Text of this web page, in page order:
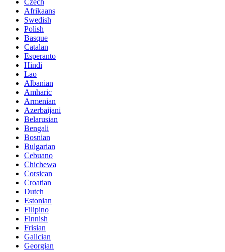
Czech
Afrikaans
Swedish
Polish
Basque
Catalan
Esperanto
Hindi
Lao
Albanian
Amharic
Armenian
Azerbaijani
Belarusian
Bengali
Bosnian
Bulgarian
Cebuano
Chichewa
Corsican
Croatian
Dutch
Estonian
Filipino
Finnish
Frisian
Galician
Georgian